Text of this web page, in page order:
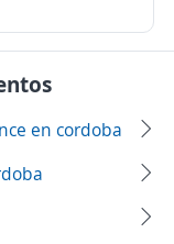
en cordoba